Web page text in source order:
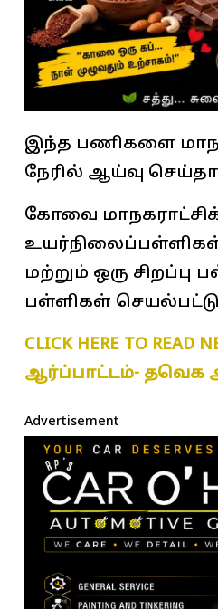
இந்த பணிகளை
நேரில் ஆய்வு
கோவை
மற்றும் ஒரு சிறப்பு
பள்ளிகள்
CLICK HERE TO
ஆர்ப்பாட்டம்- தவெக
Advertisement